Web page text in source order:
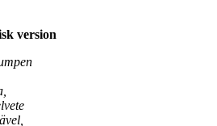
version